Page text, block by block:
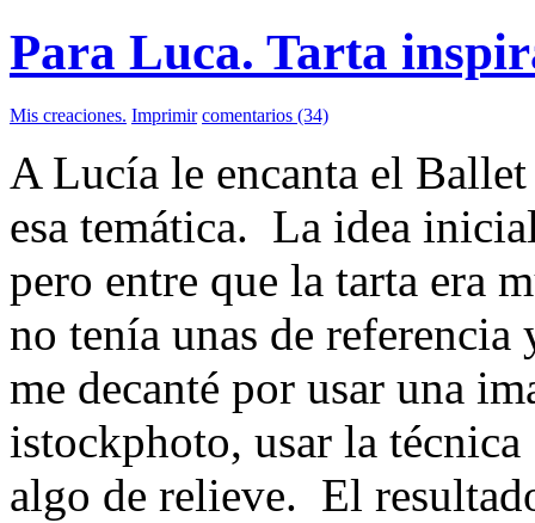
Para Luca. Tarta
Mis creaciones. Imprimir comentarios (34)
A Lucía le encanta el
esa temática. La idea
pero entre que la tarta era
no tenía unas de
me decanté por usar una
istockphoto, usar la
algo de relieve. El